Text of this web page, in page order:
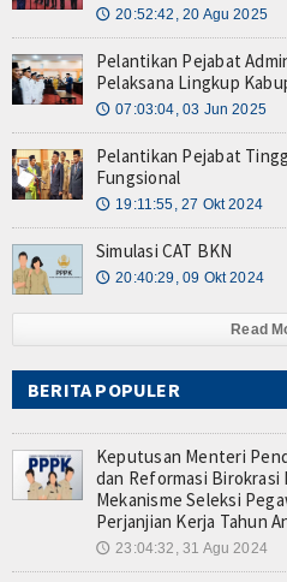
Data ASN - 2022 (BPS)
Data ASN Ulang Tahun
CASN BANTAENG
Download
Gallery
Album
Berita
Berita Duka
Pengumuman
🕔 20:52:42, 20 Agu 2025
Pelantikan Pejabat
Pelaksana Lingkup
🕔 07:03:04, 03 Jun 2025
Pelantikan Pejabat
Fungsional
🕔 19:11:55, 27 Okt 2024
Simulasi CAT BKN
🕔 20:40:29, 09 Okt 2024
Read
BERITA POPULER
Keputusan Menteri
dan Reformasi Birokrasi
Mekanisme Seleksi
Perjanjian Kerja Tahun
🕔 23:04:32, 31 Agu 2024